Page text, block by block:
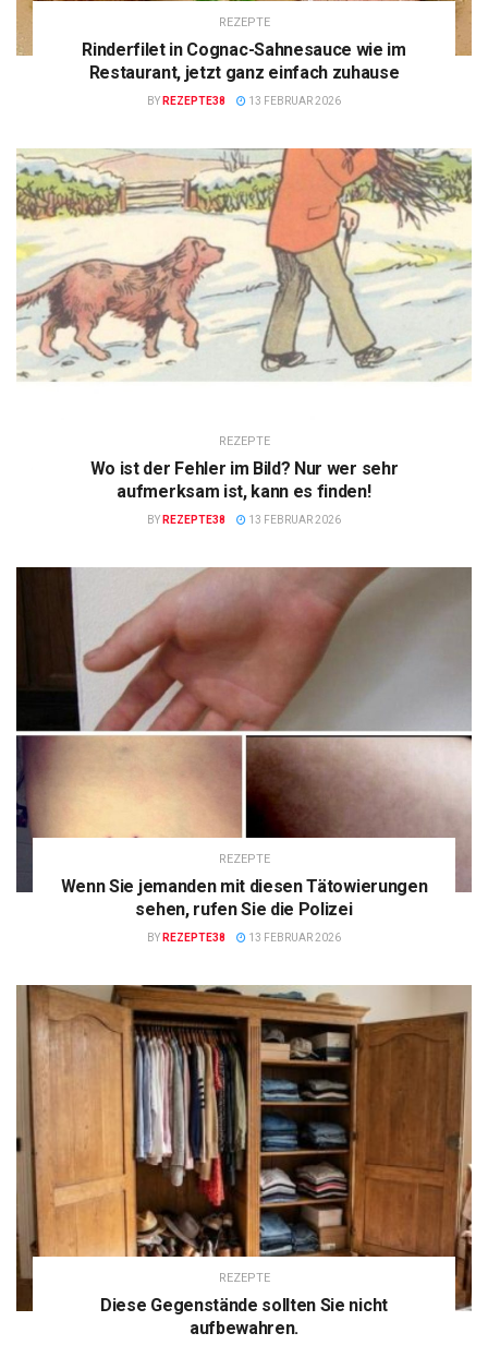
REZEPTE
Rinderfilet in Cognac-Sahnesauce wie im
Restaurant, jetzt ganz einfach zuhause
BY REZEPTE38 13 FEBRUAR 2026
REZEPTE
Wo ist der Fehler im Bild? Nur wer sehr
aufmerksam ist, kann es finden!
BY REZEPTE38 13 FEBRUAR 2026
REZEPTE
Wenn Sie jemanden mit diesen Tätowierungen
sehen, rufen Sie die Polizei
BY REZEPTE38 13 FEBRUAR 2026
REZEPTE
Diese Gegenstände sollten Sie nicht
aufbewahren.